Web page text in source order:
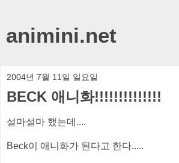
animini.net
2004년 7월 11일 일요일
BECK 애니화!!!!!!!!!!!!!!
설마설마 했는데....
Beck이 애니화가 된다고 한다.....